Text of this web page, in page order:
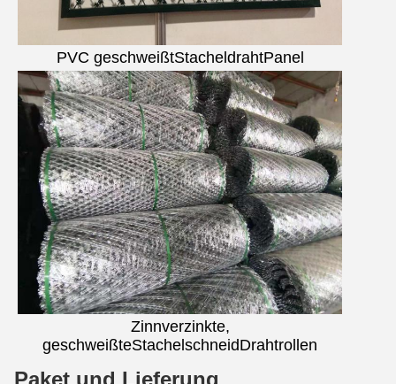
PVC geschweißtStacheldrahtPanel
Zinnverzinkte,
geschweißteStachelschneidDrahtrollen
Paket und Lieferung